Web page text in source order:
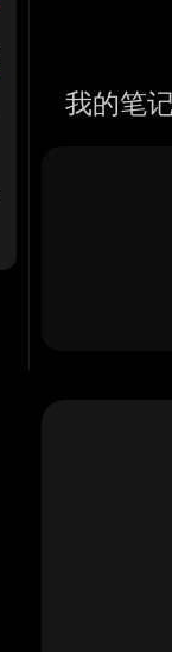
我的笔